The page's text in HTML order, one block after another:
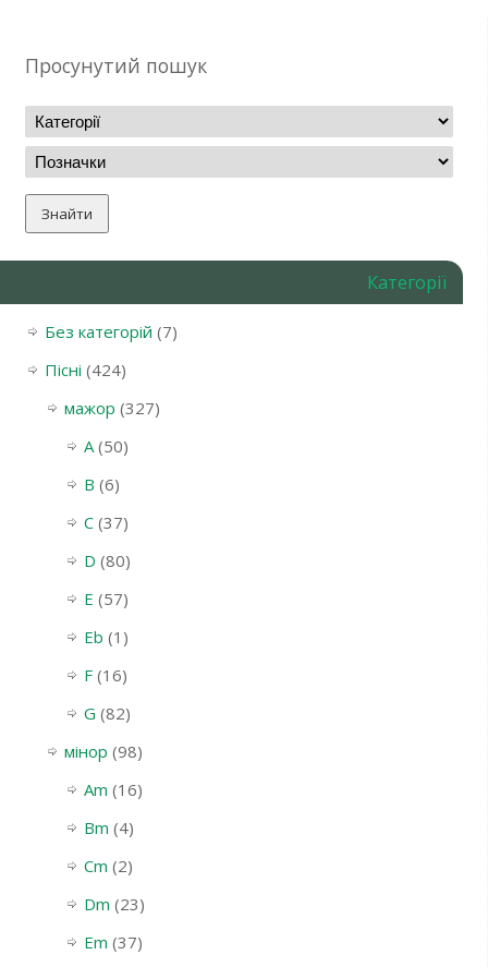
Просунутий пошук
Категорії
Без категорій (7)
Пісні (424)
мажор (327)
A(50)
B (6)
C(37)
D (80)
E (57)
Eb (1)
F(16)
G (82)
мінор (98)
Am (16)
Bm (4)
Cm (2)
Dm (23)
Em (37)